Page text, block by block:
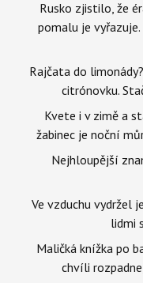
Rusko zjistilo, že
pomalu je
Rajčata do
citrónovku.
Kvete i v zimě a
žabinec je noční
Nejhloupější
Ve vzduchu vydržel
lidmi
Maličká knížka po
chvíli